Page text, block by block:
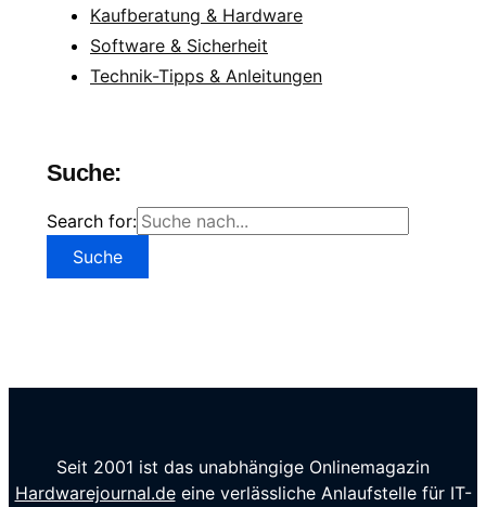
Kaufberatung & Hardware
Software & Sicherheit
Technik-Tipps & Anleitungen
Suche:
Search for:
Seit 2001 ist das unabhängige Onlinemagazin
Hardwarejournal.deeine verlässliche Anlaufstelle für IT-